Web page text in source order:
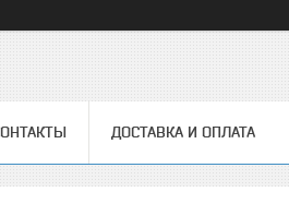
ДОСТАВКА И ОПЛАТА